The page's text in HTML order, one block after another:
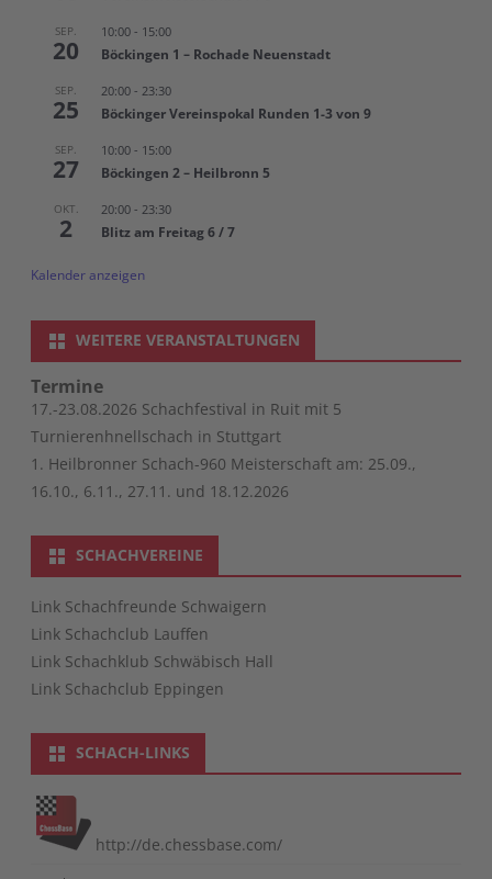
SEP.
20
10:00 - 15:00
Böckingen 1 – Rochade Neuenstadt
SEP.
25
20:00 - 23:30
Böckinger Vereinspokal Runden 1-3 von 9
SEP.
27
10:00 - 15:00
Böckingen 2 – Heilbronn 5
OKT.
2
20:00 - 23:30
Blitz am Freitag 6 / 7
Kalender anzeigen
WEITERE VERANSTALTUNGEN
Termine
17.-23.08.2026 Schachfestival in Ruit mit 5
Turnierenhnellschach in Stuttgart
1. Heilbronner Schach-960 Meisterschaft am: 25.09.,
16.10., 6.11., 27.11. und 18.12.2026
SCHACHVEREINE
Link Schachfreunde Schwaigern
Link Schachclub Lauffen
Link Schachklub Schwäbisch Hall
Link Schachclub Eppingen
SCHACH-LINKS
http://de.chessbase.com/